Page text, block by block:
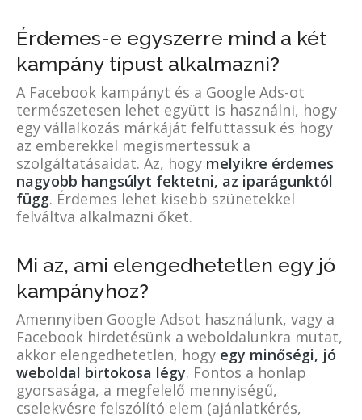
Érdemes-e egyszerre mind a két
kampány típust alkalmazni?
A Facebook kampányt és a Google Ads-ot
természetesen lehet együtt is használni, hogy
egy vállalkozás márkáját felfuttassuk és hogy
az emberekkel megismertessük a
szolgáltatásaidat. Az, hogy melyikre érdemes
nagyobb hangsúlyt fektetni, az iparágunktól
függ. Érdemes lehet kisebb szünetekkel
felváltva alkalmazni őket.
Mi az, ami elengedhetetlen egy jó
kampányhoz?
Amennyiben Google Adsot használunk, vagy a
Facebook hirdetésünk a weboldalunkra mutat,
akkor elengedhetetlen, hogy egy minőségi, jó
weboldal birtokosa légy. Fontos a honlap
gyorsasága, a megfelelő mennyiségű,
cselekvésre felszólító elem (ajánlatkérés,